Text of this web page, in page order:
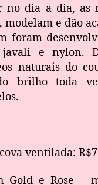
no dia a dia, as
modelam e dão
foram
e nylon.
naturais do
brilho toda
ventilada:
e Rose –